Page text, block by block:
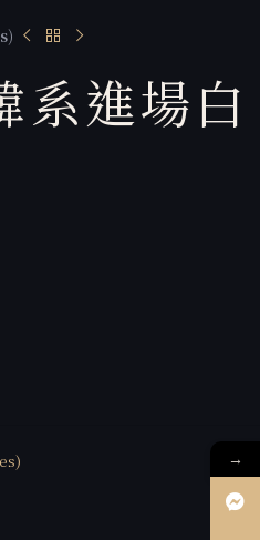
系進場白
→